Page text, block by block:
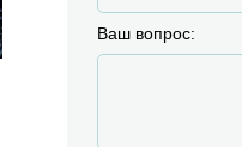
Ваш вопрос: